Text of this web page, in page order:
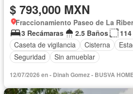
$ 793,000 MXN
Fraccionamiento Paseo de La
3 Recámaras
2.5 Baños
114
Caseta de vigilancia
Cisterna
Seguridad
Sin amueblar
12/07/2026 en - Dinah Gomez - BUSVA